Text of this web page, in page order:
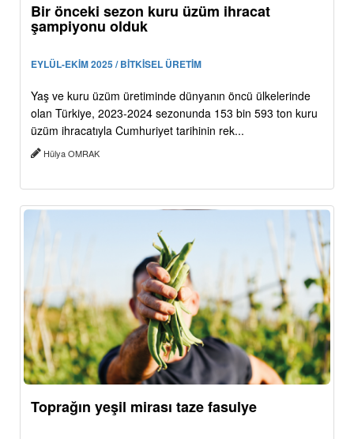
Bir önceki sezon kuru üzüm ihracat
şampiyonu olduk
EYLÜL-EKİM 2025 / BİTKİSEL ÜRETİM
Yaş ve kuru üzüm üretiminde dünyanın öncü ülkelerinde
olan Türkiye, 2023-2024 sezonunda 153 bin 593 ton kuru
üzüm ihracatıyla Cumhuriyet tarihinin rek...
Hülya OMRAK
Toprağın yeşil mirası taze fasulye